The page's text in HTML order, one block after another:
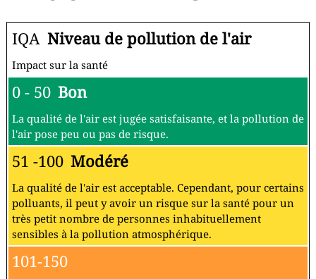
IQA Niveau de pollution de l'air
Impact sur la santé
0 - 50 Bon
La qualité de l'air est jugée satisfaisante, et la pollution de
l'air pose peu ou pas de risque.
51 -100 Modéré
La qualité de l'air est acceptable. Cependant, pour certains
polluants, il peut y avoir un risque sur la santé pour un
très petit nombre de personnes inhabituellement
sensibles à la pollution atmosphérique.
101-150